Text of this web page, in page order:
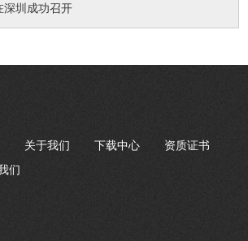
深圳成功召开
关于我们 下载中心 资质证书
们